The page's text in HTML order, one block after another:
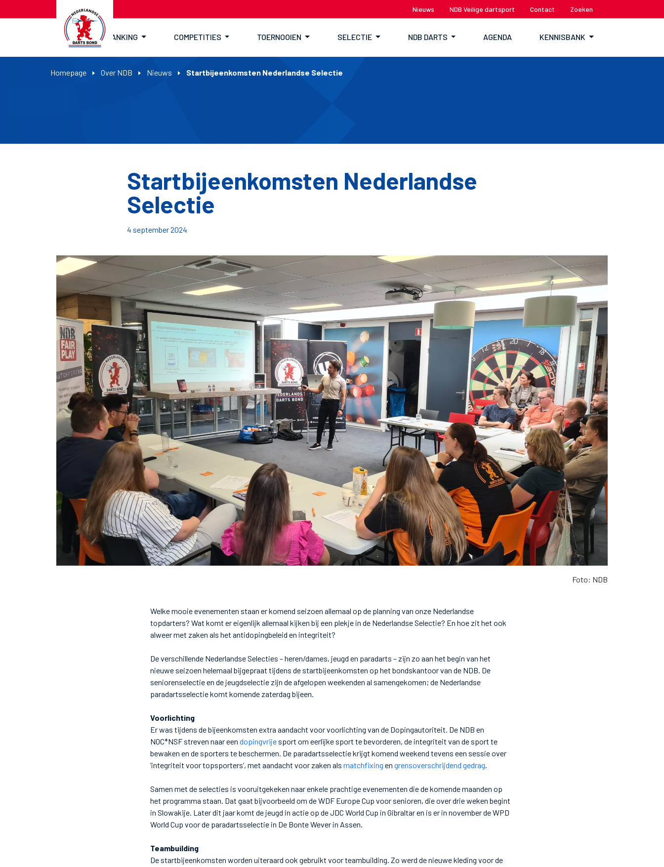
Nieuws NDB Veilige dartsport Contact Zoeken
RANKING COMPETITIES TOERNOOIEN SELECTIE NDB DARTS AGENDA KENNISBANK
Homepage Over NDB Nieuws Startbijeenkomsten Nederlandse Selectie
Startbijeenkomsten Nederlandse
Selectie
4 september 2024
Foto: NDB
Welke mooie evenementen staan er komend seizoen allemaal op de planning van onze Nederlandse
topdarters? Wat komt er eigenlijk allemaal kijken bij een plekje in de Nederlandse Selectie? En hoe zit het ook
alweer met zaken als het antidopingbeleid en integriteit?
De verschillende Nederlandse Selecties – heren/dames, jeugd en paradarts – zijn zo aan het begin van het
nieuwe seizoen helemaal bijgepraat tijdens de startbijeenkomsten op het bondskantoor van de NDB. De
seniorenselectie en de jeugdselectie zijn de afgelopen weekenden al samengekomen; de Nederlandse
paradartsselectie komt komende zaterdag bijeen.
Voorlichting
Er was tijdens de bijeenkomsten extra aandacht voor voorlichting van de Dopingautoriteit. De NDB en
NOC*NSF streven naar een dopingvrije sport om eerlijke sport te bevorderen, de integriteit van de sport te
bewaken en de sporters te beschermen. De paradartsselectie krijgt komend weekend tevens een sessie over
‘integriteit voor topsporters’, met aandacht voor zaken als matchfixing en grensoverschrijdend gedrag
Samen met de selecties is vooruitgekeken naar enkele prachtige evenementen die de komende maanden op
het programma staan. Dat gaat bijvoorbeeld om de WDF Europe Cup voor senioren, die over drie weken begint
in Slowakije. Later dit jaar komt de jeugd in actie op de JDC World Cup in Gibraltar en is er in november de WPD
World Cup voor de paradartsselectie in De Bonte Wever in Assen.
Teambuilding
De startbijeenkomsten worden uiteraard ook gebruikt voor teambuilding. Zo werd de nieuwe kleding voor de